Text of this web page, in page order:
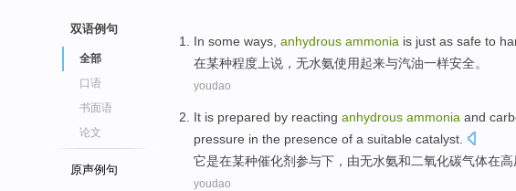
双语例句
全部
口语
书面语
论文
原声例句
In some ways anhydrous ammonia is just as safe to
在某种程度 上说， 无水氨使用起来与汽油一样安全。
youdao
It is prepared by reacting anhydrous ammonia and
pressure in the presence of a suitable catalyst
它是在某种催化剂参与下 ，由无水氨和二氧化碳气体在高
youdao